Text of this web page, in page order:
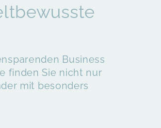
Business
finden Sie nicht nur
mit besonders